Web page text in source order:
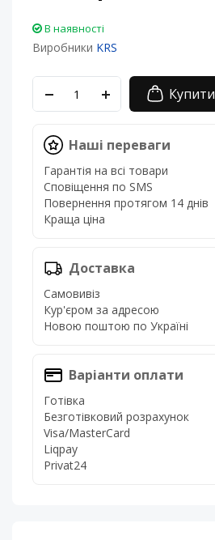
В наявності
Виробники KRS
Купити
Наші переваги
Гарантія на всі товари
Сповіщення по SMS
Повернення протягом 14 днів
Краща ціна
Доставка
Самовивіз
Кур'єром за адресою
Новою поштою по Україні
Варіанти оплати
Готівка
Безготівковий розрахунок
Visa/MasterCard
Liqpay
Privat24